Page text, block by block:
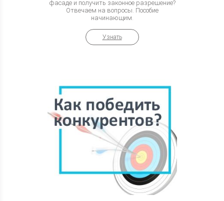
фасаде и получить законное разрешение?
Отвечаем на вопросы. Пособие
начинающим.
Узнать